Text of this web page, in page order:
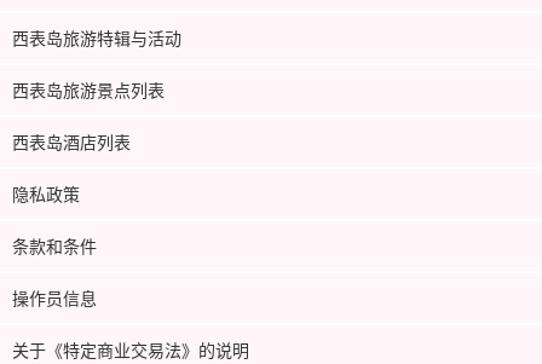
西表岛旅游特辑与活动
西表岛旅游景点列表
西表岛酒店列表
隐私政策
条款和条件
操作员信息
关于《特定商业交易法》的说明